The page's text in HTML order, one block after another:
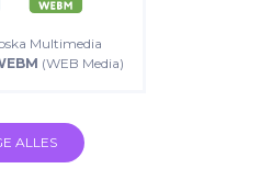
Multimedia
(WEB Media)
ALLES